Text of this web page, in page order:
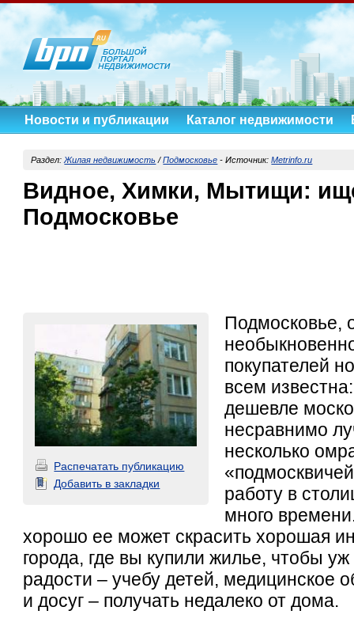
Новости и публикации Каталог недвижимости
Раздел:Жилая недвижимость /Подмосковье -Источник:Metrinfo.ru
Видное, Химки, Мытищи:
Подмосковье
Распечатать публикацию
Добавить в закладки
Подмосковье,
покупателей
всем
дешевле
несравнимо
несколько
работу в
много
хорошо ее может скрасить хорошая
города, где вы купили жилье, чтобы
радости – учебу детей, медицинское
и досуг – получать недалеко от дома.